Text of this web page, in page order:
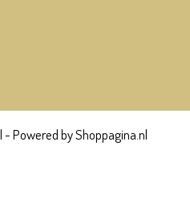
Powered by Shoppagina.nl